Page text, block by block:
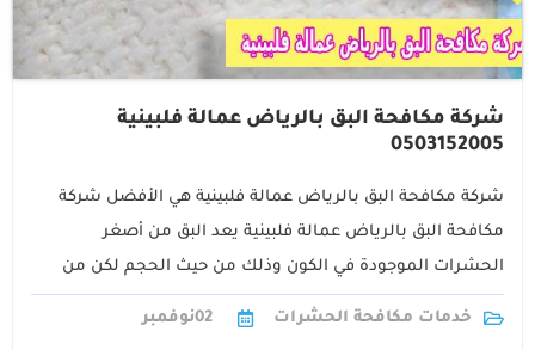
شركة مكافحة البق بالرياض عمالة فلبينية
0503152005
شركة مكافحة البق بالرياض عمالة فلبينية هي الأفضل شركة
مكافحة البق بالرياض عمالة فلبينية يعد البق من أصغر
الحشرات الموجودة في الكون وذلك من حيث الحجم لكن من
الحيث الخطورة1
خدمات مكافحة الحشرات
02نوفمبر